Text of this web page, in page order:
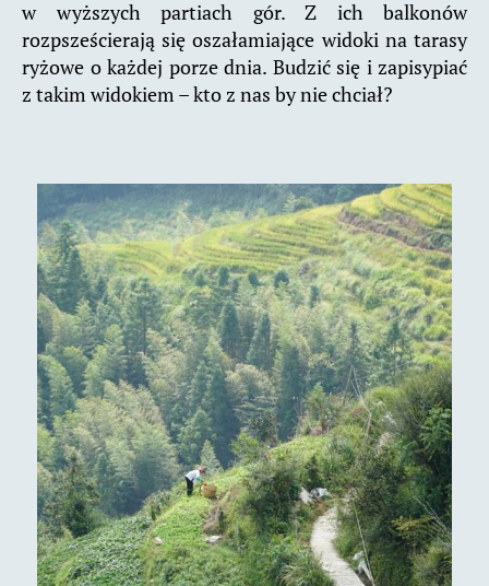
w wyższych partiach gór. Z ich balkonów
rozpsześcierają się oszałamiające widoki na tarasy
ryżowe o każdej porze dnia. Budzić się i zapisypiać
z takim widokiem – kto z nas by nie chciał?